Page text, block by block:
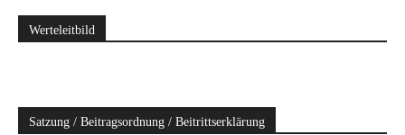
Werteleitbild
Satzung / Beitragsordnung / Beitrittserklärung